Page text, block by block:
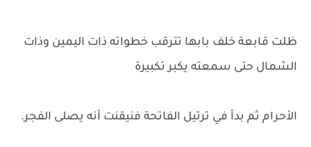
ظلت قابعة خلف بابها تترقب خطواته ذات اليمين وذات
الشمال حتى سمعته يكبر تكبيرة
الأحرام ثم بدأ في ترتيل الفاتحة فنيقنت أنه يصلى الفجر.